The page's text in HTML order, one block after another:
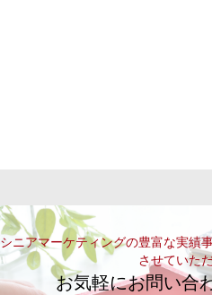
シニアマーケティングの豊富な実績
させていた
お気軽にお問い合